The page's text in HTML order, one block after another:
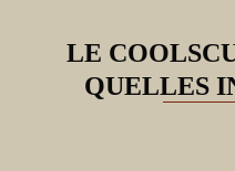
LE
QUELLES